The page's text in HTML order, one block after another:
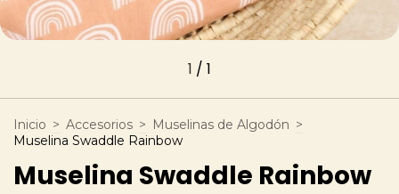
1 / 1
Inicio > Accesorios > Muselinas de Algodón >
Muselina Swaddle Rainbow
Muselina Swaddle Rainbow